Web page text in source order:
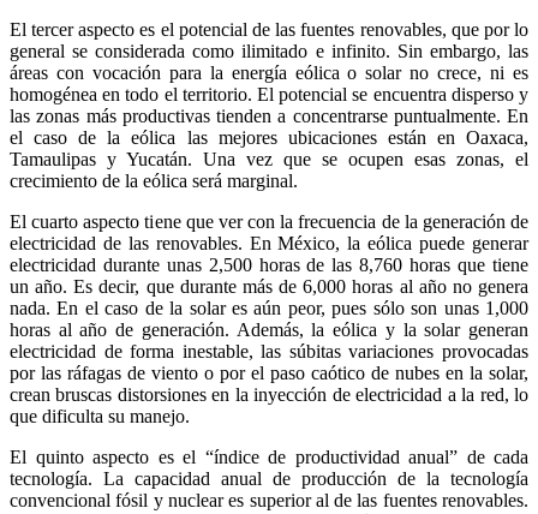
El tercer aspecto es el potencial de las fuentes renovables, que por lo
general se considerada como ilimitado e infinito. Sin embargo, las
áreas con vocación para la energía eólica o solar no crece, ni es
homogénea en todo el territorio. El potencial se encuentra disperso y
las zonas más productivas tienden a concentrarse puntualmente. En
el caso de la eólica las mejores ubicaciones están en Oaxaca,
Tamaulipas y Yucatán. Una vez que se ocupen esas zonas, el
crecimiento de la eólica será marginal.
El cuarto aspecto tiene que ver con la frecuencia de la generación de
electricidad de las renovables. En México, la eólica puede generar
electricidad durante unas 2,500 horas de las 8,760 horas que tiene
un año. Es decir, que durante más de 6,000 horas al año no genera
nada. En el caso de la solar es aún peor, pues sólo son unas 1,000
horas al año de generación. Además, la eólica y la solar generan
electricidad de forma inestable, las súbitas variaciones provocadas
por las ráfagas de viento o por el paso caótico de nubes en la solar,
crean bruscas distorsiones en la inyección de electricidad a la red, lo
que dificulta su manejo.
El quinto aspecto es el “índice de productividad anual” de cada
tecnología. La capacidad anual de producción de la tecnología
convencional fósil y nuclear es superior al de las fuentes renovables.